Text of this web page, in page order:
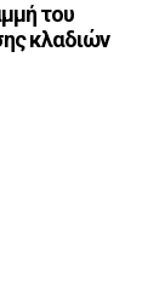
του
κλαδιών